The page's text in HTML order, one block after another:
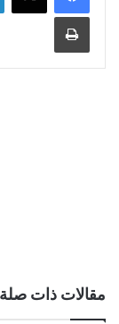
مقالات ذات صلة